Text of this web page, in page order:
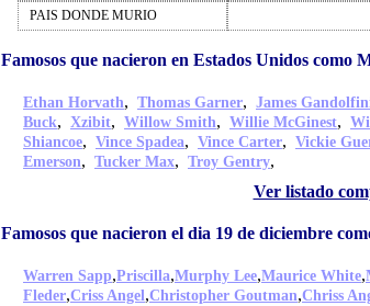
PAIS DONDE MURIO
Famosos que nacieron en Estados Unidos como
Ethan Horvath, Thomas Garner, James
Buck, Xzibit, Willow Smith, Willie McGinest,
Shiancoe, Vince Spadea, Vince Carter, Vickie
Emerson, Tucker Max, Troy Gentry,
Ver listado
Famosos que nacieron el dia 19 de diciembre
Warren Sapp,Priscilla,Murphy Lee,Maurice White,
Fleder,Criss Angel,Christopher Goutman,Chriss